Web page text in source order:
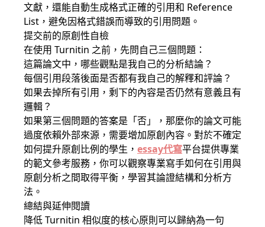
文獻，還能自動生成格式正確的引用和 Reference
List，避免因格式錯誤而導致的引用問題。
提交前的原創性自檢
在使用 Turnitin 之前，先問自己三個問題：
這篇論文中，哪些觀點是我自己的分析結論？
每個引用段落後面是否都有我自己的解釋和評論？
如果去掉所有引用，剩下的內容是否仍然有意義且有
邏輯？
如果第三個問題的答案是「否」，那麼你的論文可能
過度依賴外部來源，需要增加原創內容。對於不確定
如何提升原創比例的學生， essay代寫平台提供專業
的範文參考服務，你可以觀察專業寫手如何在引用與
原創分析之間取得平衡，學習其論證結構和分析方
法。
總結與延伸閱讀
降低 Turnitin 相似度的核心原則可以歸納為一句